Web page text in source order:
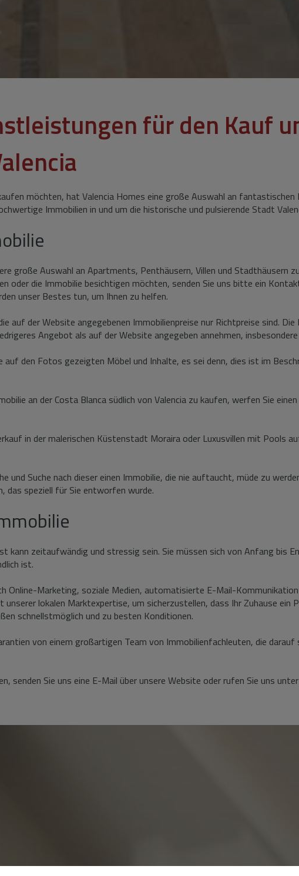
für den Kauf
möchten, hat Valencia Homes eine große Auswahl an
Immobilien in und um die historische und pulsierende Stadt
große Auswahl an Apartments, Penthäusern, Villen und Stadthäusern
oder die Immobilie besichtigen möchten, senden Sie uns bitte ein
unser Bestes tun, um Ihnen zu helfen.
auf der Website angegebenen Immobilienpreise nur Richtpreise sind.
Angebot als auf der Website angegeben annehmen,
auf den Fotos gezeigten Möbel und Inhalte, es sei denn, dies ist im
an der Costa Blanca südlich von Valencia zu kaufen, werfen Sie
in der malerischen Küstenstadt Moraira oder Luxusvillen mit Pools
und Suche nach dieser einen Immobilie, die nie auftaucht, müde zu
das speziell für Sie entworfen wurde.
kann zeitaufwändig und stressig sein. Sie müssen sich von Anfang bis
ist.
Online-Marketing, soziale Medien, automatisierte E-Mail-
lokalen Marktexpertise, um sicherzustellen, dass Ihr Zuhause ein
schnellstmöglich und zu besten Konditionen.
von einem großartigen Team von Immobilienfachleuten, die
senden Sie uns eine E-Mail über unsere Website oder rufen Sie uns